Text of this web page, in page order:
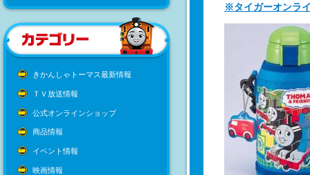
きかんしゃトーマス最新情報
ＴＶ放送情報
公式オンラインショップ
商品情報
イベント情報
映画情報
※タイガーオンラ